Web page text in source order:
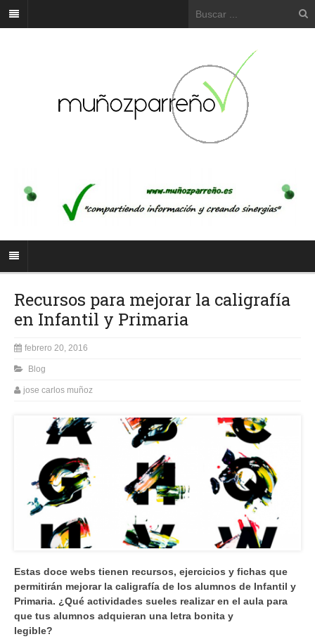
Recursos para mejorar la caligrafía
en Infantil y Primaria
febrero 20, 2016
Blog
jose carlos muñoz
Estas doce webs tienen recursos, ejercicios y fichas que
permitirán mejorar la caligrafía de los alumnos de Infantil y
Primaria. ¿Qué actividades sueles realizar en el aula para
que tus alumnos adquieran una letra bonita y
legible?